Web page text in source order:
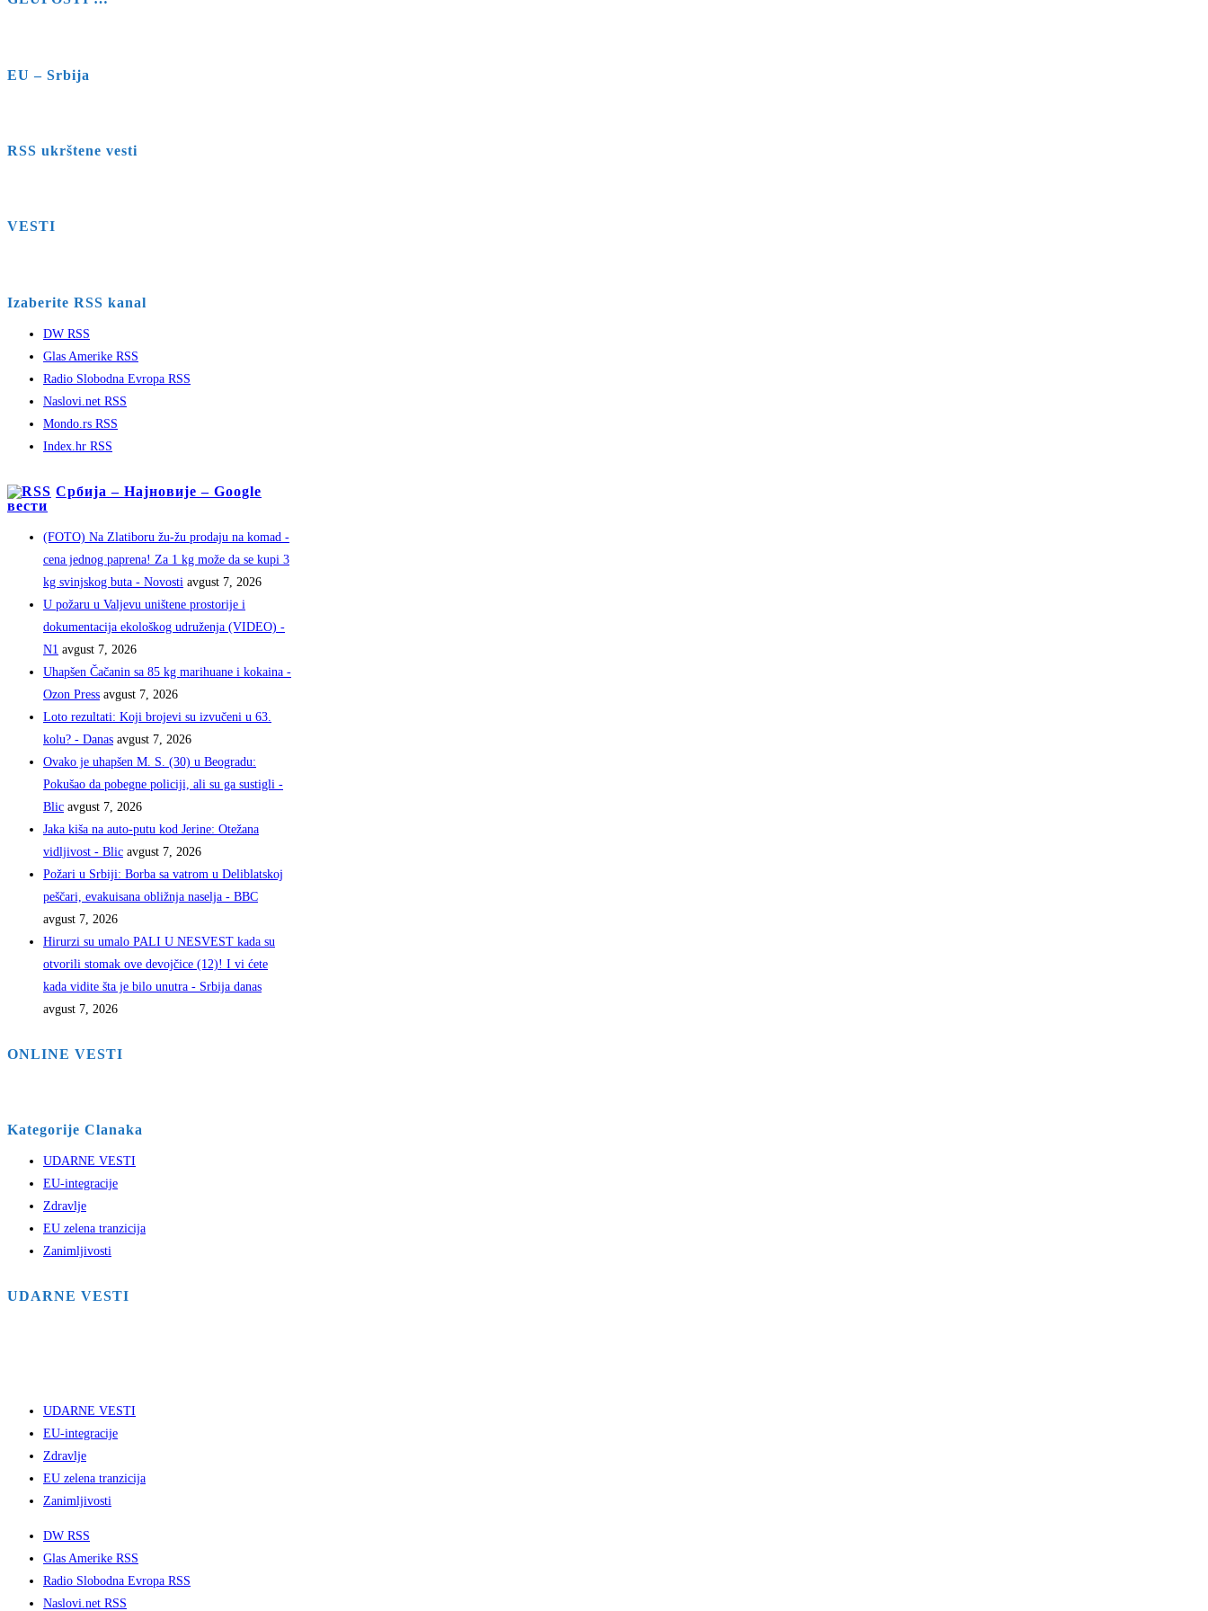
EU – Srbija
RSS ukrštene vesti
VESTI
Izaberite RSS kanal
DW RSS
Glas Amerike RSS
Radio Slobodna Evropa RSS
Naslovi.net RSS
Mondo.rs RSS
Index.hr RSS
Србија – Најновије – Google
вести
(FOTO) Na Zlatiboru žu-žu prodaju na komad -
cena jednog paprena! Za 1 kg može da se kupi 3
kg svinjskog buta - Novosti avgust 7, 2026
U požaru u Valjevu uništene prostorije i
dokumentacija ekološkog udruženja (VIDEO) -
N1 avgust 7, 2026
Uhapšen Čačanin sa 85 kg marihuane i kokaina -
Ozon Press avgust 7, 2026
Loto rezultati: Koji brojevi su izvučeni u 63.
kolu? - Danas avgust 7, 2026
Ovako je uhapšen M. S. (30) u Beogradu:
Pokušao da pobegne policiji, ali su ga sustigli -
Blic avgust 7, 2026
Jaka kiša na auto-putu kod Jerine: Otežana
vidljivost - Blic avgust 7, 2026
Požari u Srbiji: Borba sa vatrom u Deliblatskoj
peščari, evakuisana obližnja naselja - BBC
avgust 7, 2026
Hirurzi su umalo PALI U NESVEST kada su
otvorili stomak ove devojčice (12)! I vi ćete
kada vidite šta je bilo unutra - Srbija danas
avgust 7, 2026
ONLINE VESTI
Kategorije Clanaka
UDARNE VESTI
EU-integracije
Zdravlje
EU zelena tranzicija
Zanimljivosti
UDARNE VESTI
UDARNE VESTI
EU-integracije
Zdravlje
EU zelena tranzicija
Zanimljivosti
DW RSS
Glas Amerike RSS
Radio Slobodna Evropa RSS
Naslovi.net RSS